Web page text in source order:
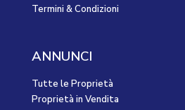
Termini & Condizioni
ANNUNCI
Tutte le Proprietà
Proprietà in Vendita